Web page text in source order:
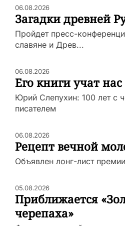
06.08.2026
Загадки древней
Пройдет пресс-
славяне и Древ...
06.08.2026
Его книги учат
Юрий Слепухин: 100 лет с
писателем
06.08.2026
Рецепт вечной
Объявлен лонг-лист
05.08.2026
Приближается
черепаха»